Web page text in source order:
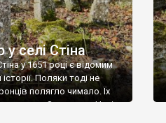
селі Стіна
у 1651 році є відомим
Поляки тоді не
полягло чимало. Їх
Замковим. Нині